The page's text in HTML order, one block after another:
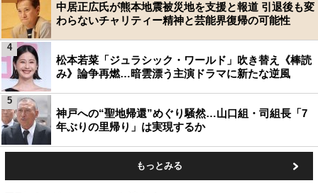
中居正広氏が熊本地震被災地を支援と報道 引退後も変
わらないチャリティー精神と芸能界復帰の可能性
松本若菜「ジュラシック・ワールド」吹き替え《棒読
み》論争再燃…暗雲漂う主演ドラマに新たな逆風
4
神戸への“聖地帰還”めぐり騒然…山口組・司組長「7
年ぶりの里帰り」は実現するか
5
もっとみる